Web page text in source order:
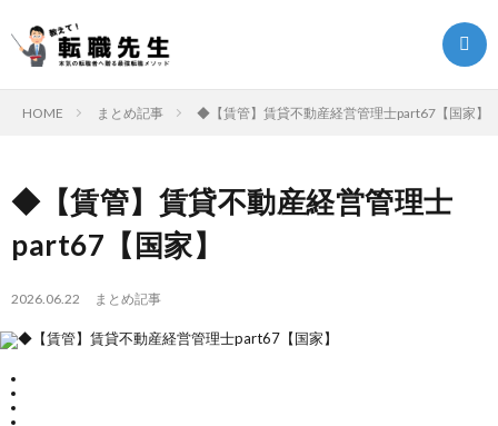
HOME まとめ記事 ◆【賃管】賃貸不動産経営管理士part67【国家】
◆【賃管】賃貸不動産経営管理士
part67【国家】
2026.06.22 まとめ記事